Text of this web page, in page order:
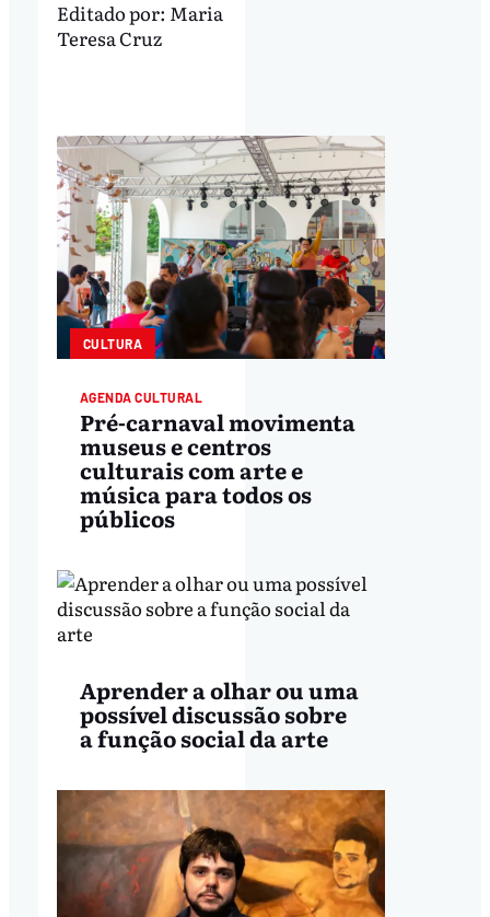
Editado por: Maria
Teresa Cruz
CULTURA
AGENDA CULTURAL
Pré-carnaval movimenta
museus e centros
culturais com arte e
música para todos os
públicos
Aprender a olhar ou uma
possível discussão sobre
a função social da arte